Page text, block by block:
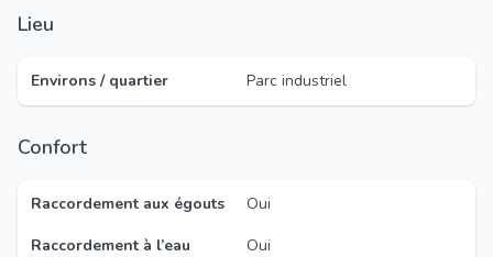
Lieu
Environs / quartier Parc industriel
Confort
Raccordement aux égouts
Oui
Raccordement à l’eau
Oui